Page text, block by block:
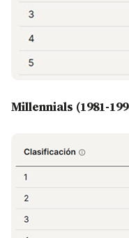
Millennials (1981-